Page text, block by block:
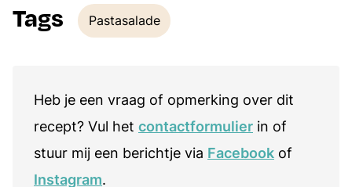
Tags
Tags
Pastasalade
Heb je een vraag of opmerking over dit
recept? Vul het contactformulier in of
stuur mij een berichtje via Facebook of
Instagram.